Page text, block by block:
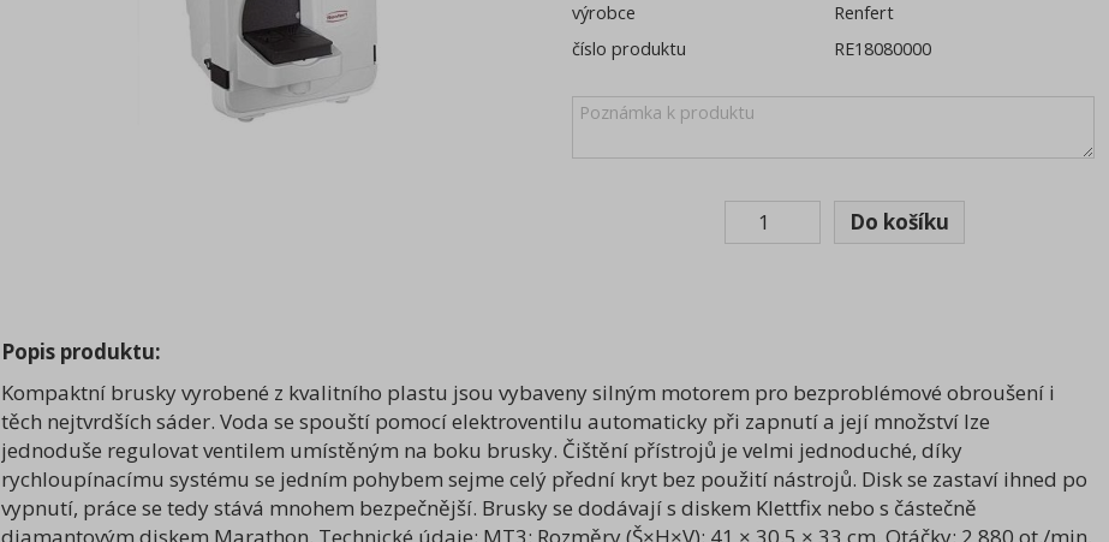
výrobce
Renfert
číslo produktu
RE18080000
Popis produktu:
Kompaktní brusky vyrobené z kvalitního plastu jsou vybaveny silným motorem pro bezproblémové obroušení i
těch nejtvrdších sáder. Voda se spouští pomocí elektroventilu automaticky při zapnutí a její množství lze
jednoduše regulovat ventilem umístěným na boku brusky. Čištění přístrojů je velmi jednoduché, díky
rychloupínacímu systému se jedním pohybem sejme celý přední kryt bez použití nástrojů. Disk se zastaví ihned po
vypnutí, práce se tedy stává mnohem bezpečnější. Brusky se dodávají s diskem Klettfix nebo s částečně